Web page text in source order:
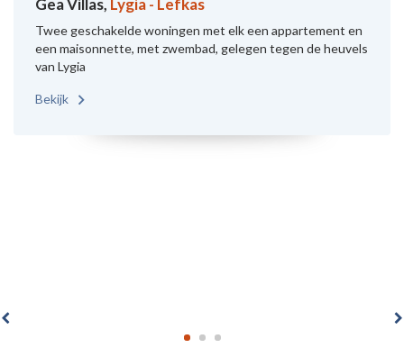
Gea Villas, Lygia - Lefkas
Twee geschakelde woningen met elk een appartement en
een maisonnette, met zwembad, gelegen tegen de heuvels
van Lygia
Bekijk